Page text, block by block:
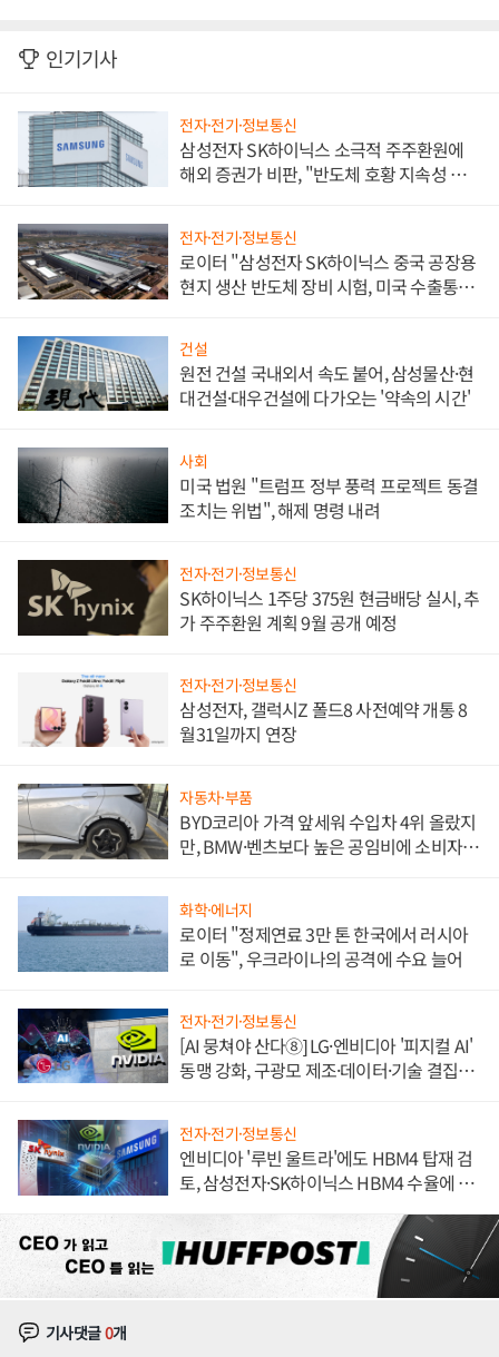
인기기사
전자·전기·정보통신
삼성전자 SK하이닉스 소극적 주주환원에
해외 증권가 비판, "반도체 호황 지속성 의
전자·전기·정보통신
로이터 "삼성전자 SK하이닉스 중국 공장용
현지 생산 반도체 장비 시험, 미국 수출통제
건설
원전 건설 국내외서 속도 붙어, 삼성물산·현
대건설·대우건설에 다가오는 '약속의 시간'
사회
미국 법원 "트럼프 정부 풍력 프로젝트 동결
조치는 위법", 해제 명령 내려
전자·전기·정보통신
SK하이닉스 1주당 375원 현금배당 실시, 추
가 주주환원 계획 9월 공개 예정
전자·전기·정보통신
삼성전자, 갤럭시Z 폴드8 사전예약 개통 8
월31일까지 연장
자동차·부품
BYD코리아 가격 앞세워 수입차 4위 올랐지
만, BMW·벤츠보다 높은 공임비에 소비자
화학·에너지
로이터 "정제연료 3만 톤 한국에서 러시아
로 이동", 우크라이나의 공격에 수요 늘어
전자·전기·정보통신
[AI 뭉쳐야 산다⑧] LG·엔비디아 '피지컬 AI'
동맹 강화, 구광모 제조·데이터·기술 결집
전자·전기·정보통신
엔비디아 '루빈 울트라'에도 HBM4 탑재 검
토, 삼성전자·SK하이닉스 HBM4 수율에 주
기사댓글0개